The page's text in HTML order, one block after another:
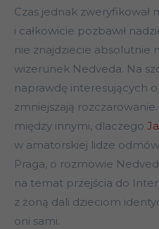
Czas jednak zweryfikował
i całkowicie pozbawił
nie znajdziecie absolutnie
wizerunek Nedveda. Na
naprawdę interesujących
zmniejszają
między innymi, dlaczego
w amatorskiej lidze
Praga, o rozmowie
na temat przejścia do
z żoną dali dzieciom
oni sami.